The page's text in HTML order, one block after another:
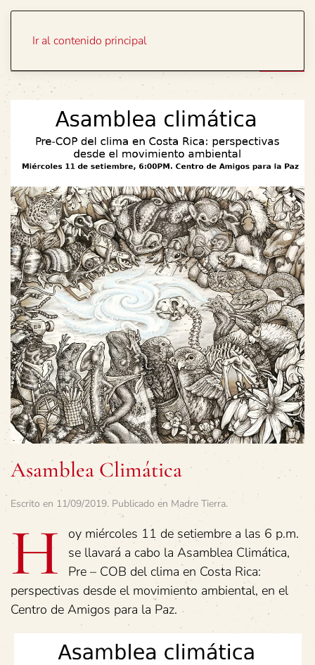
Ir al contenido principal
Asamblea Climática
Escrito en 11/09/2019. Publicado en Madre Tierra.
H
oy miércoles 11 de setiembre a las 6 p.m.
se llavará a cabo la Asamblea Climática,
Pre – COB del clima en Costa Rica:
perspectivas desde el movimiento ambiental, en el
Centro de Amigos para la Paz.